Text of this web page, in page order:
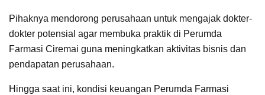
Pihaknya mendorong perusahaan untuk mengajak dokter-
dokter potensial agar membuka praktik di Perumda
Farmasi Ciremai guna meningkatkan aktivitas bisnis dan
pendapatan perusahaan.
Hingga saat ini, kondisi keuangan Perumda Farmasi